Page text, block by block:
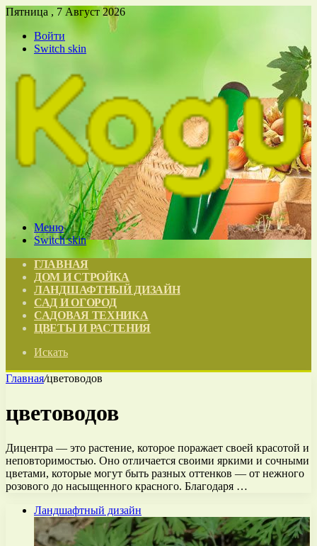
Пятница , 7 Август 2026
Войти
Switch skin
Меню
Switch skin
ГЛАВНАЯ
ДОМ И СТРОЙКА
ЛАНДШАФТНЫЙ ДИЗАЙН
САД И ОГОРОД
САДОВАЯ ТЕХНИКА
ЦВЕТЫ И РАСТЕНИЯ
Искать
Главная/цветоводов
цветоводов
Дицентра — это растение, которое поражает своей красотой и
неповторимостью. Оно отличается своими яркими и сочными
цветами, которые могут быть разных оттенков — от нежного
розового до насыщенного красного. Благодаря …
Ландшафтный дизайн